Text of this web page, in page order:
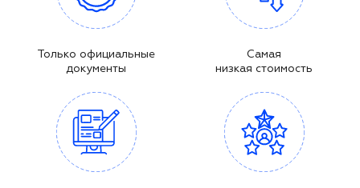
Только официальные
документы
Самая
низкая стоимость